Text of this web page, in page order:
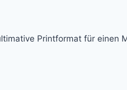
Printformat für einen